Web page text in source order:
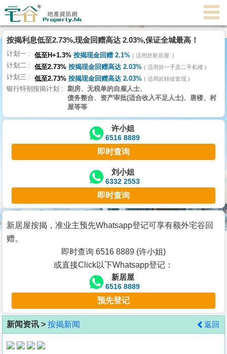
理
主
页
搵
楼/
交
业
主
宅
谷
按
客
地
产
按揭利息低至2.73%,现金回赠高达 2.03%,保证全城最高！
计划一 低至H+1.3% 按揭现金回赠 2.1% 适用於新居屋
计划二 低至2.73% 按揭现金回赠高达 2.03% 适用於一手及二手私楼
计划三 低至2.73% 按揭现金回赠高达 2.03% 适用於转按套现
银行特别按揭计划
劏房、无税单的自雇人士、
债务整合、资产审批(适合收入不足人士)、唐楼、村
屋等等
许小姐
6516 8889
即时查询
刘小姐
6332 2553
即时查询
新居屋按揭，准业主预先Whatsapp登记可享有额外宅谷回
赠。
即时查询 6516 8889 (许小姐)
或直接Click以下Whatsapp登记：
新居屋
6516 8889
预先登记
新闻资讯 > 按揭新闻 返回